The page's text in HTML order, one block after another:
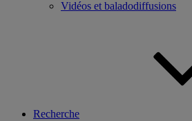
Vidéos et baladodiffusions
Recherche